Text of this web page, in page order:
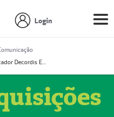
Login
Prestador Decordis Exames Cardiológicos LTDA (51004347-4)